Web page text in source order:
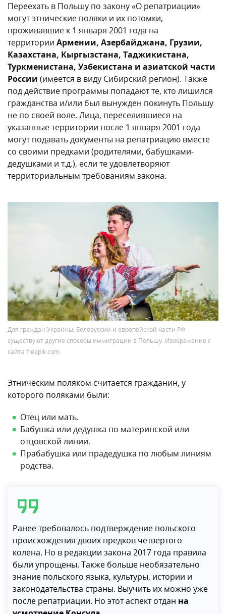
Переехать в Польшу по закону «О репатриации»
могут этнические поляки и их потомки,
проживавшие к 1 января 2001 года на
территории Армении, Азербайджана, Грузии,
Казахстана, Кыргызстана, Таджикистана,
Туркменистана, Узбекистана и азиатской части
России (имеется в виду Сибирский регион). Также
под действие программы попадают те, кто лишился
гражданства и/или был вынужден покинуть Польшу
не по своей воле. Лица, переселившиеся на
указанные территории после 1 января 2001 года
могут подавать документы на репатриацию вместе
со своими предками (родителями, бабушками-
дедушками и т.д.), если те удовлетворяют
территориальным требованиям закона.
Для граждан Украины, Белоруссии и европейской части РФ
существуют другие способы иммиграции в Польшу. Изображение с
сайта freepik.com.
Этническим поляком считается гражданин, у
которого поляками были:
Отец или мать.
Бабушка или дедушка по материнской или
отцовской линии.
Прабабушка или прадедушка по любым линиям
родства.
Ранее требовалось подтверждение польского
происхождения двоих предков четвертого
колена. Но в редакции закона 2017 года правила
были упрощены. Также больше необязательно
знание польского языка, культуры, истории и
законодательства страны. Выучить их можно уже
после репатриации. Но этот аспект отдан на